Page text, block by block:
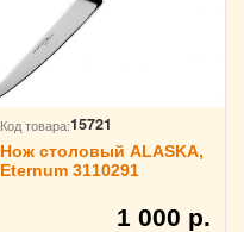
Код товара:15721
Нож столовый ALASKA,
Eternum 3110291
1 000 р.